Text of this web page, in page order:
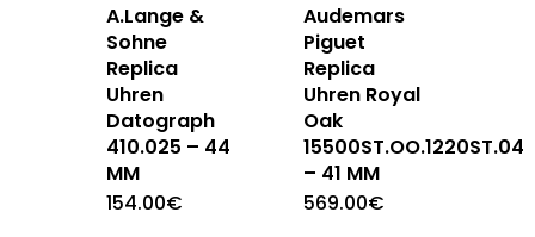
A.Lange &
Sohne
Replica
Uhren
Datograph
410.025 – 44
MM
154.00€
Audemars
Piguet
Replica
Uhren Royal
Oak
15500ST.OO.1220ST.04
– 41 MM
569.00€